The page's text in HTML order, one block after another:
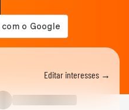
Editar interesses →